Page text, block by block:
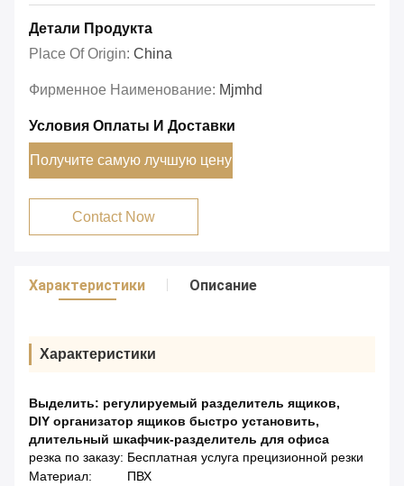
Детали Продукта
Place Of Origin: China
Фирменное Наименование: Mjmhd
Условия Оплаты И Доставки
Получите самую лучшую цену
Contact Now
Характеристики Описание
Характеристики
Выделить: регулируемый разделитель ящиков,
DIY организатор ящиков быстро установить,
длительный шкафчик-разделитель для офиса
резка по заказу: Бесплатная услуга прецизионной резки
Материал:
ПВХ